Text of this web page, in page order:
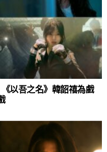
以吾之名》韓韶禧為戲